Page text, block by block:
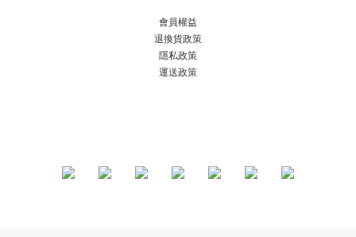
會員權益
退換貨政策
隱私政策
運送政策